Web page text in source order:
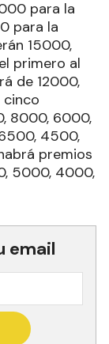
para la
para la
15000,
primero al
de 12000,
8000, 6000,
4500,
premios
5000, 4000,
email